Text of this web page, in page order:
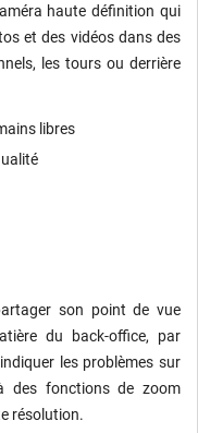
haute définition qui
et des vidéos dans des
les tours ou derrière
libres
son point de vue
du back-office, par
les problèmes sur
des fonctions de zoom
résolution.